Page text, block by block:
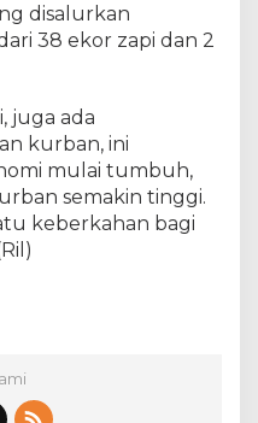
disalurkan
38 ekor zapi dan 2
juga ada
kurban, ini
mulai tumbuh,
semakin tinggi.
keberkahan bagi